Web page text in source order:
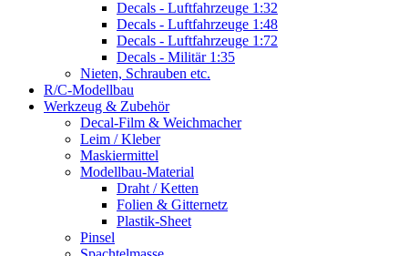
Decals - Luftfahrzeuge 1:32
Decals - Luftfahrzeuge 1:48
Decals - Luftfahrzeuge 1:72
Decals - Militär 1:35
Nieten, Schrauben etc.
R/C-Modellbau
Werkzeug & Zubehör
Decal-Film & Weichmacher
Leim / Kleber
Maskiermittel
Modellbau-Material
Draht / Ketten
Folien & Gitternetz
Plastik-Sheet
Pinsel